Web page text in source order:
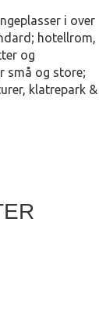
i over
hotellrom,
og
små og store;
klatrepark &